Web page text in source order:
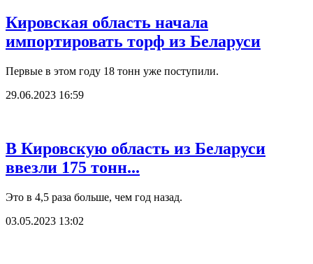
Кировская область начала
импортировать торф из Беларуси
Первые в этом году 18 тонн уже поступили.
29.06.2023 16:59
В Кировскую область из Беларуси
ввезли 175 тонн...
Это в 4,5 раза больше, чем год назад.
03.05.2023 13:02